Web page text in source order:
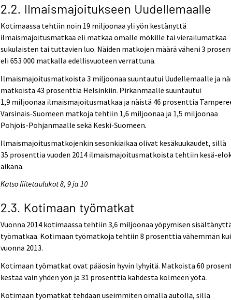
2.2. Ilmaismajoitukseen Uudellemaalle
Kotimaassa tehtiin noin 19 miljoonaa yli yön kestänyttä
ilmaismajoitusmatkaa eli matkaa omalle mökille tai vierailumatkaa
sukulaisten tai tuttavien luo. Näiden matkojen määrä väheni 3
eli 653 000 matkalla edellisvuoteen verrattuna.
Ilmaismajoitusmatkoista 3 miljoonaa suuntautui Uudellemaalle ja
matkoista 43 prosenttia Helsinkiin. Pirkanmaalle suuntautui
1,9 miljoonaa ilmaismajoitusmatkaa ja näistä 46 prosenttia
Varsinais-Suomeen matkoja tehtiin 1,6 miljoonaa ja 1,5 miljoonaa
Pohjois-Pohjanmaalle sekä Keski-Suomeen.
Ilmaismajoitusmatkojenkin sesonkiaikaa olivat kesäkuukaudet, sillä
35 prosenttia vuoden 2014 ilmaismajoitusmatkoista tehtiin kesä-
aikana.
Katso liitetaulukot 8, 9 ja 10
2.3. Kotimaan työmatkat
Vuonna 2014 kotimaassa tehtiin 3,6 miljoonaa yöpymisen
työmatkaa. Kotimaan työmatkoja tehtiin 8 prosenttia vähemmän
vuonna 2013.
Kotimaan työmatkat ovat pääosin hyvin lyhyitä. Matkoista 60
kestää vain yhden yön ja 31 prosenttia kahdesta kolmeen yötä.
Kotimaan työmatkat tehdään useimmiten omalla autolla, sillä